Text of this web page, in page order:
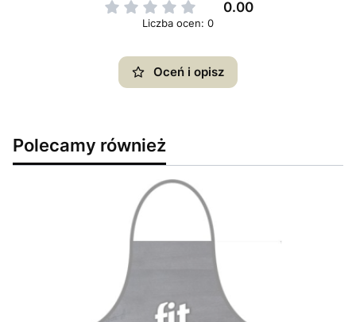
0.00
Liczba ocen: 0
Oceń i opisz
Polecamy również